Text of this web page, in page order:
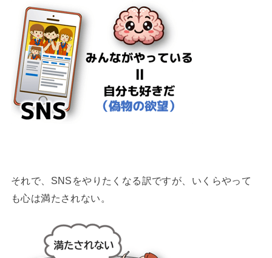
それで、SNSをやりたくなる訳ですが、いくらやって
も心は満たされない。